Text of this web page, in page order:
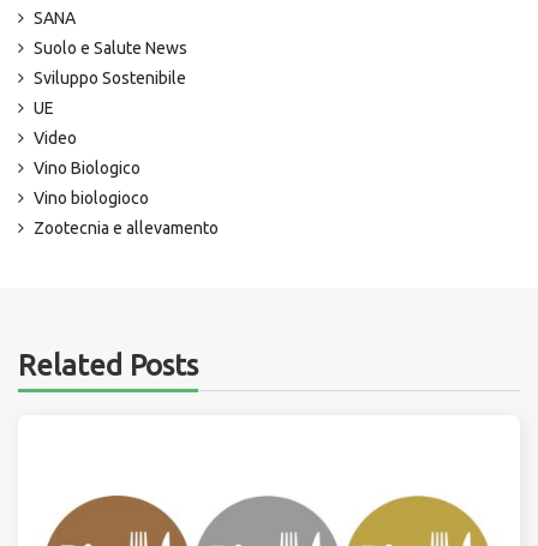
SANA
Suolo e Salute News
Sviluppo Sostenibile
UE
Video
Vino Biologico
Vino biologioco
Zootecnia e allevamento
Related Posts